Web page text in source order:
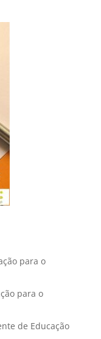
para o
para o
de Educação